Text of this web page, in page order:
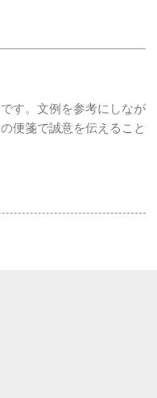
す。文例を参考にしなが
便箋で誠意を伝えること